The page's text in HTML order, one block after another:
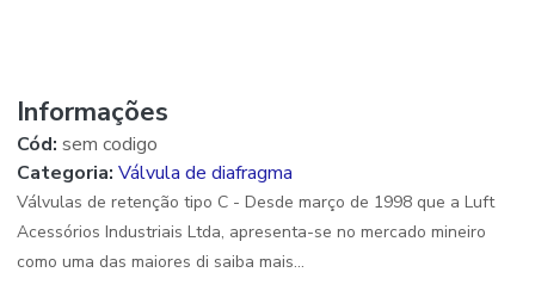
Informações
Cód: sem codigo
Categoria: Válvula de diafragma
Válvulas de retenção tipo C - Desde março de 1998 que a Luft
Acessórios Industriais Ltda, apresenta-se no mercado mineiro
como uma das maiores di saiba mais...